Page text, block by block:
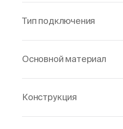
Тип подключения
Основной материал
Конструкция